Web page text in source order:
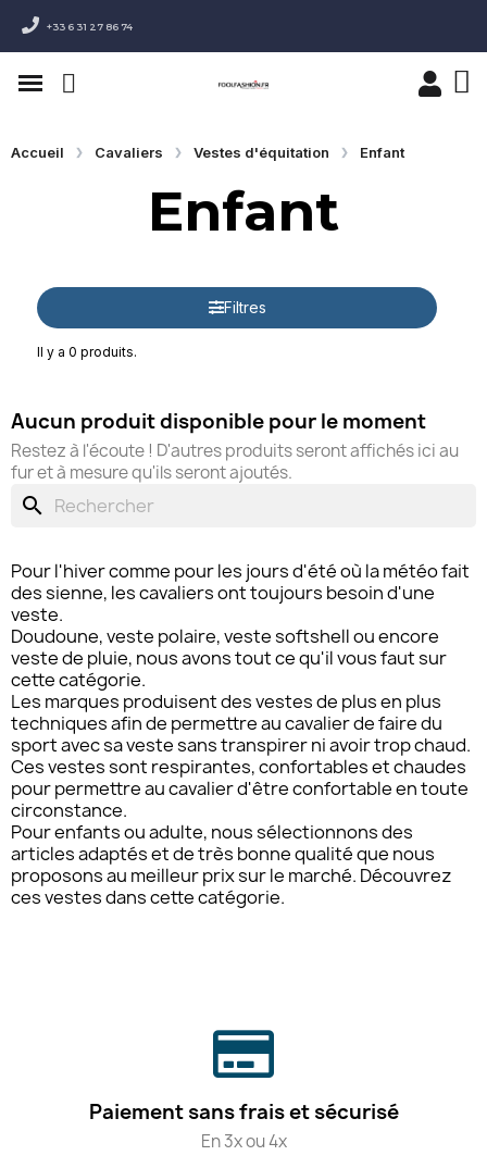
+33 6 31 27 86 74
Accueil Cavaliers Vestes d'équitation Enfant
Enfant
Il y a 0 produits.
Filtres
Aucun produit disponible pour le moment
Restez à l'écoute ! D'autres produits seront affichés ici au
fur et à mesure qu'ils seront ajoutés.
search
Pour l'hiver comme pour les jours d'été où la météo fait
des sienne, les cavaliers ont toujours besoin d'une
veste.
Doudoune, veste polaire, veste softshell ou encore
veste de pluie, nous avons tout ce qu'il vous faut sur
cette catégorie.
Les marques produisent des vestes de plus en plus
techniques afin de permettre au cavalier de faire du
sport avec sa veste sans transpirer ni avoir trop chaud.
Ces vestes sont respirantes, confortables et chaudes
pour permettre au cavalier d'être confortable en toute
circonstance.
Pour enfants ou adulte, nous sélectionnons des
articles adaptés et de très bonne qualité que nous
proposons au meilleur prix sur le marché. Découvrez
ces vestes dans cette catégorie.
Paiement sans frais et sécurisé
En 3x ou 4x